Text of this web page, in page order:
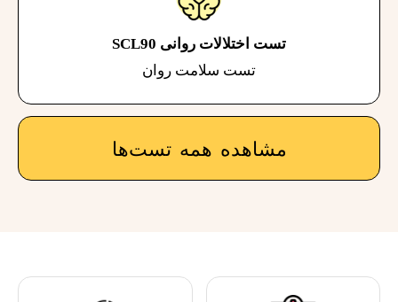
تست اختلالات روانی SCL90
تست سلامت روان
مشاهده همه تست‌ها